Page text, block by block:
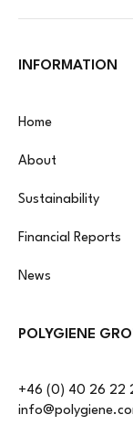
INFORMATION
Home
About
Sustainability
Financial Reports
News
POLYGIENE
+46 (0) 40 26 22